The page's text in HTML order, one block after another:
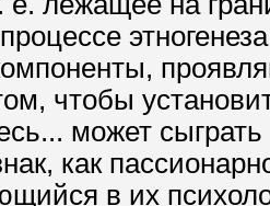
чтобы
может
как
в их